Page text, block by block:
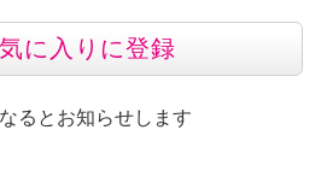
に入りに登録
るとお知らせします